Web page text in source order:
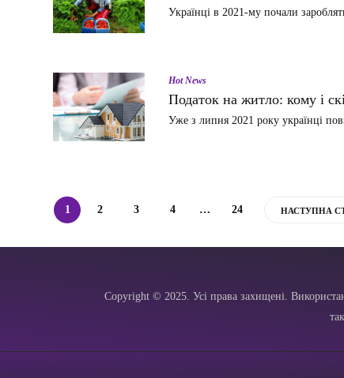
Українці в 2021-му почали
Hot News
Податок на житло: кому і
Уже з липня 2021 року українці
1 2 3 4 … 24 НАСТУПНА
Copyright © 2025. Усі права захищені.